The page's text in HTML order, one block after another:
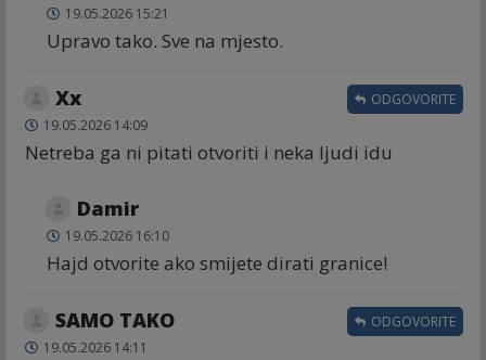
19.05.2026 15:21
Upravo tako. Sve na mjesto.
Xx
19.05.2026 14:09
Netreba ga ni pitati otvoriti i neka ljudi idu
ODGOVORITE
Damir
19.05.2026 16:10
Hajd otvorite ako smijete dirati granice!
SAMO TAKO
19.05.2026 14:11
ODGOVORITE